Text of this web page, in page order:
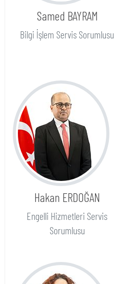
Samed BAYRAM
Bilgi İşlem Servis Sorumlusu
Hakan ERDOĞAN
Engelli Hizmetleri Servis
Sorumlusu